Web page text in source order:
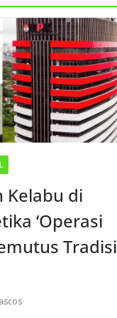
Kelabu di
‘Operasi
Tradisi